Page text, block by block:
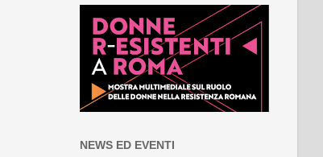
NEWS ED EVENTI